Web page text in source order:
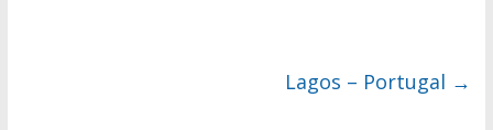
Lagos – Portugal →